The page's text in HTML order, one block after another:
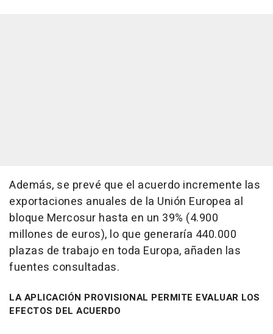
Además, se prevé que el acuerdo incremente las
exportaciones anuales de la Unión Europea al
bloque Mercosur hasta en un 39% (4.900
millones de euros), lo que generaría 440.000
plazas de trabajo en toda Europa, añaden las
fuentes consultadas.
LA APLICACIÓN PROVISIONAL PERMITE EVALUAR LOS
EFECTOS DEL ACUERDO